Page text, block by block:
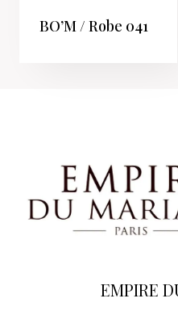
BO’M / Robe 041
EMPIRE